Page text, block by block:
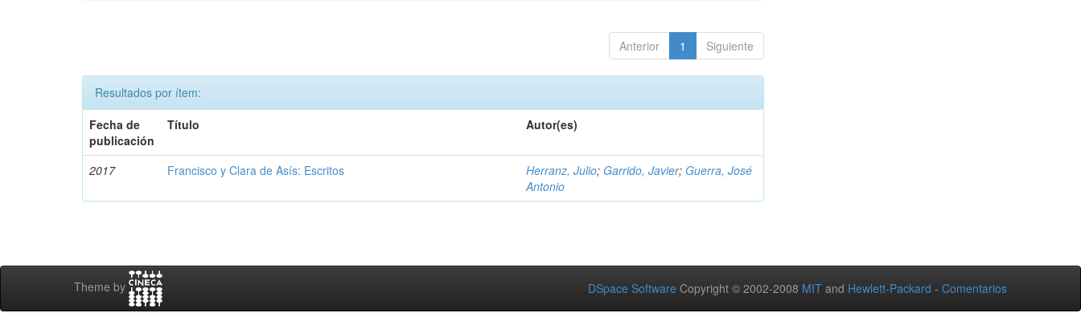
Anterior 1 Siguiente
Resultados por ítem:
Fecha de
publicación
Título Autor(es)
2017 Francisco y Clara de Asís: Escritos Herranz, Julio; Garrido, Javier; Guerra, José
Antonio
Theme by DSpace Software Copyright © 2002-2008 MIT and Hewlett-Packard - Comentarios